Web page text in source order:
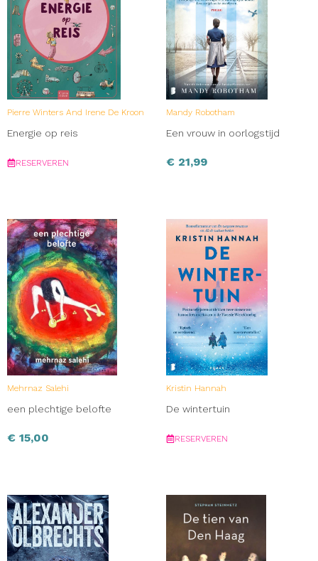
Pierre Winters And Irene De Kroon
Energie op reis
RESERVEREN
Mandy Robotham
Een vrouw in oorlogstijd
€ 21,99
Mehrnaz Salehi
een plechtige belofte
€ 15,00
Kristin Hannah
De wintertuin
RESERVEREN